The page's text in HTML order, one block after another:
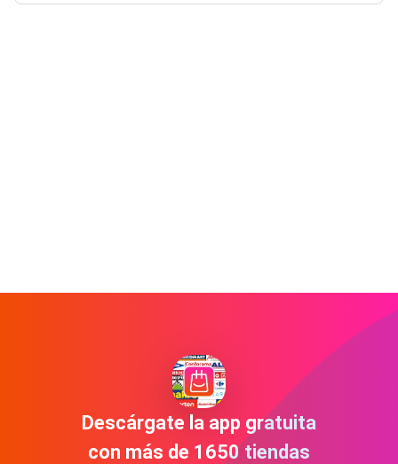
Descárgate la app gratuita
con más de 1650 tiendas